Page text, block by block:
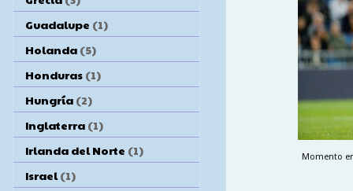
Momento
Guadalupe (1)
Holanda (5)
Honduras (1)
Hungría (2)
Inglaterra (1)
Irlanda del Norte (1)
Israel (1)